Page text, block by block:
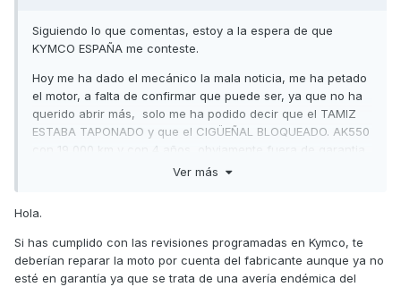
Siguiendo lo que comentas, estoy a la espera de que
KYMCO ESPAÑA me conteste.
Hoy me ha dado el mecánico la mala noticia, me ha petado
el motor, a falta de confirmar que puede ser, ya que no ha
querido abrir más, solo me ha podido decir que el TAMIZ
ESTABA TAPONADO y que el CIGÜEÑAL BLOQUEADO. AK550
con 19 000 km y con 4 años, obviamente fuera de garantia.
Ver más
Hola.
Si has cumplido con las revisiones programadas en Kymco, te
deberían reparar la moto por cuenta del fabricante aunque ya no
esté en garantía ya que se trata de una avería endémica del